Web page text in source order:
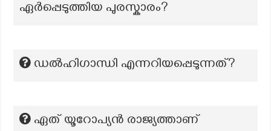
ഏര്‍പ്പെടുത്തിയ പുരസ്കാരം?
ഡല്‍ഹിഗാന്ധി എന്നറിയപ്പെടുന്നത്?
ഏത് യൂറോപ്യൻ രാജ്യത്താണ്